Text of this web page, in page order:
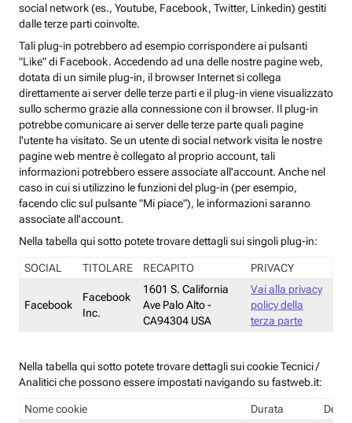
social network (es., Youtube, Facebook, Twitter, Linkedin) gestiti
dalle terze parti coinvolte.
Tali plug-in potrebbero ad esempio corrispondere ai pulsanti
"Like" di Facebook. Accedendo ad una delle nostre pagine web,
dotata di un simile plug-in, il browser Internet si collega
direttamente ai server delle terze parti e il plug-in viene visualizzato
sullo schermo grazie alla connessione con il browser. Il plug-in
potrebbe comunicare ai server delle terze parte quali pagine
l'utente ha visitato. Se un utente di social network visita le nostre
pagine web mentre è collegato al proprio account, tali
informazioni potrebbero essere associate all'account. Anche nel
caso in cui si utilizzino le funzioni del plug-in (per esempio,
facendo clic sul pulsante "Mi piace"), le informazioni saranno
associate all'account.
Nella tabella qui sotto potete trovare dettagli sui singoli plug-in:
SOCIAL TITOLARE RECAPITO PRIVACY
Facebook
Facebook
Inc.
1601 S. California
Ave Palo Alto -
CA94304 USA
Vai alla privacy
policy della
terza parte
Nella tabella qui sotto potete trovare dettagli sui cookie Tecnici /
Analitici che possono essere impostati navigando su fastweb.it:
Nome cookie Durata